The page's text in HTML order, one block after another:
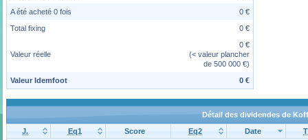
A été acheté 0 fois
0 €
Total fixing
0 €
Valeur réelle
0 €
(< valeur plancher
de 500 000 €)
Valeur Idemfoot
0 €
Détail des dividendes de
J.
Eq1 Score Eq2 Date